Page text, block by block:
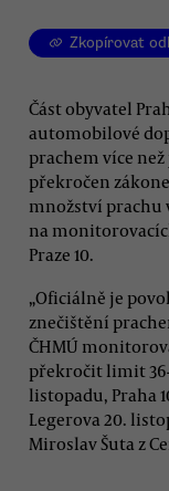
Zkopírovat
Část obyvatel
automobilové
prachem více
překročen
množství
na
Praze 10.
„Oficiálně je
znečištění
ČHMÚ
překročit limit 36-
listopadu, Praha
Legerova 20.
Miroslav Šuta z